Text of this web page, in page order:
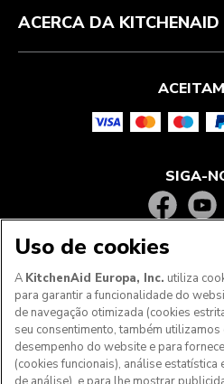
ACERCA DA KITCHENAID
SIGA-
Uso de cookies
A KitchenAid Europa, Inc. utiliza
para garantir a funcionalidade do
de navegação otimizada (cookies
seu consentimento, também
desempenho do website e para
(cookies funcionais), análise